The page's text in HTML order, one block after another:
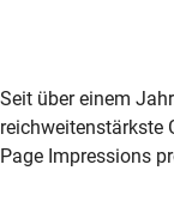
zur DocFinder-
logo icon
Seit über einem
reichweitenstärkste
Page Impressions